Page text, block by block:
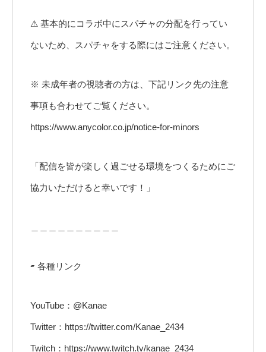
⚠︎ 基本的にコラボ中にスパチャの分配を行ってい
ないため、スパチャをする際にはご注意ください。
※ 未成年者の視聴者の方は、下記リンク先の注意
事項も合わせてご覧ください。
https://www.anycolor.co.jp/notice-for-minors
「配信を皆が楽しく過ごせる環境をつくるためにご
協力いただけると幸いです！」
▱ 各種リンク
YouTube：@Kanae
Twitter：https://twitter.com/Kanae_2434
Twitch：https://www.twitch.tv/kanae_2434